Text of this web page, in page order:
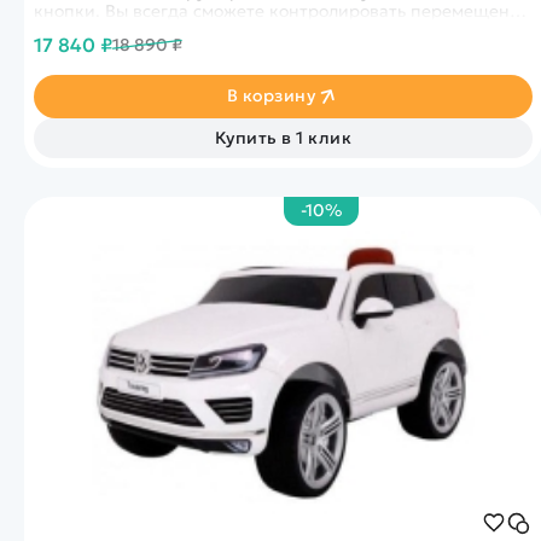
кнопки. Вы всегда сможете контролировать перемещения
управления.
17 840 ₽18 890 ₽
В корзину
Купить в 1 клик
-10%